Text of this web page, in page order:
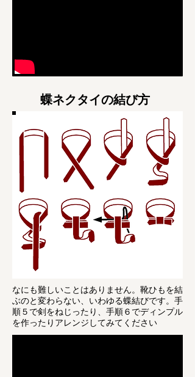
​蝶ネクタイの結び方
なにも難しいことはありません。靴ひもを結
ぶのと変わらない、いわゆる蝶結びです。手
順５で剣をねじったり、手順６でディンプル
を作ったりアレンジしてみてください